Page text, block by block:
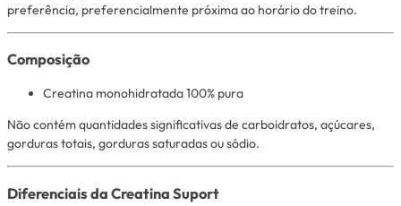
preferência, preferencialmente próxima ao horário do treino.
Composição
Creatina monohidratada 100% pura
Não contém quantidades significativas de carboidratos, açúcares,
gorduras totais, gorduras saturadas ou sódio.
Diferenciais da Creatina Suport